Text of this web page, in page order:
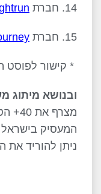
14. חברת
15. חברת
* קישור לפוסט
ובנושא מיתוג
מצרף
המעסיק בישראל
ניתן להוריד את